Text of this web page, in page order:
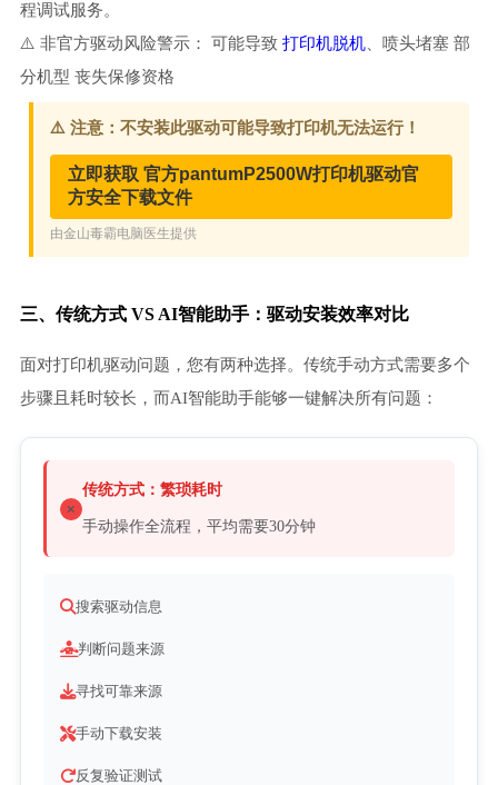
程调试服务。
⚠️ 非官方驱动风险警示： 可能导致 打印机脱机、喷头堵塞 部
分机型 丧失保修资格
三、传统方式 VS AI智能助手：驱动安装效率对比
面对打印机驱动问题，您有两种选择。传统手动方式需要多个
步骤且耗时较长，而AI智能助手能够一键解决所有问题：
传统方式：繁琐耗时
手动操作全流程，平均需要30分钟
搜索驱动信息
判断问题来源
寻找可靠来源
手动下载安装
反复验证测试